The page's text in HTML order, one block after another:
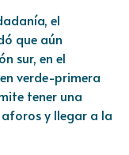
el
que aún
sur, en el
verde-primera
tener una
y llegar a la